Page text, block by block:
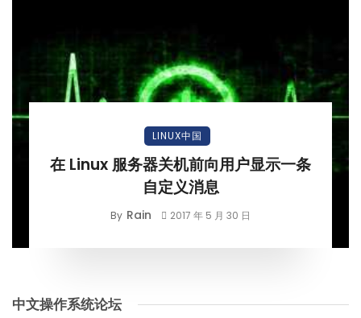
LINUX中国
在 Linux 服务器关机前向用户显示一条
自定义消息
By Rain 2017 年 5 月 30 日
中文操作系统论坛